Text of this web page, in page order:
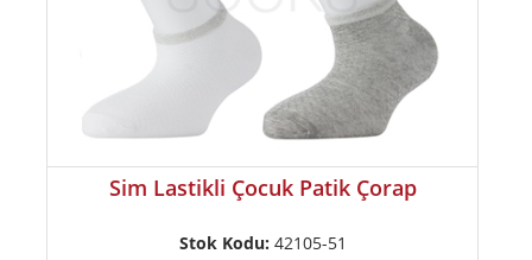
Sim Lastikli Çocuk Patik Çorap
Stok Kodu: 42105-51